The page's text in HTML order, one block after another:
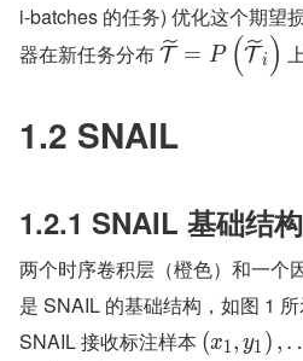
i-batches 的任务) 优化这个期望
器在新任务分布 T = P (T i )
1.2 SNAIL
1.2.1 SNAIL 基础结构
两个时序卷积层（橙色）和一个
是 SNAIL 的基础结构，如图 1
SNAIL 接收标注样本 (x1, y1 ) ,